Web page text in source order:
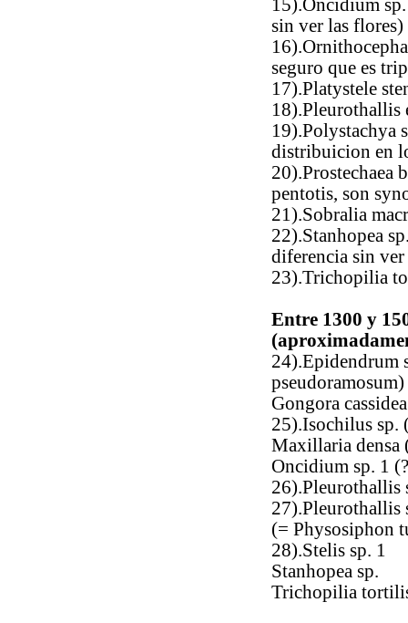
15).Oncidium
sin ver las flores)
seguro que es
17).Platystele
18).Pleurothallis
19).Polystachya
distribuicion en
20).Prostechaea
pentotis, son
21).Sobralia
22).Stanhopea
diferencia sin
23).Trichopilia
Entre 1300 y
24).Epidendrum
pseudoramosum)
Gongora cassidea
25).Isochilus sp.
Maxillaria densa
Oncidium sp. 1
26).Pleurothallis
27).Pleurothallis
(= Physosiphon
28).Stelis sp. 1
Stanhopea sp.
Trichopilia